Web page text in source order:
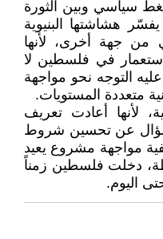
سياسي وبين الثورة
هشاشتها البنيوية
من جهة أخرى، لأنها
في فلسطين لا
التوجه نحو مواجهة
متعددة المستويات.
مفصلية، لأنها أعادت تعريف
عن تحسين شروط
مواجهة مشروع يعيد
دخلت فلسطين زمناً
اليوم.